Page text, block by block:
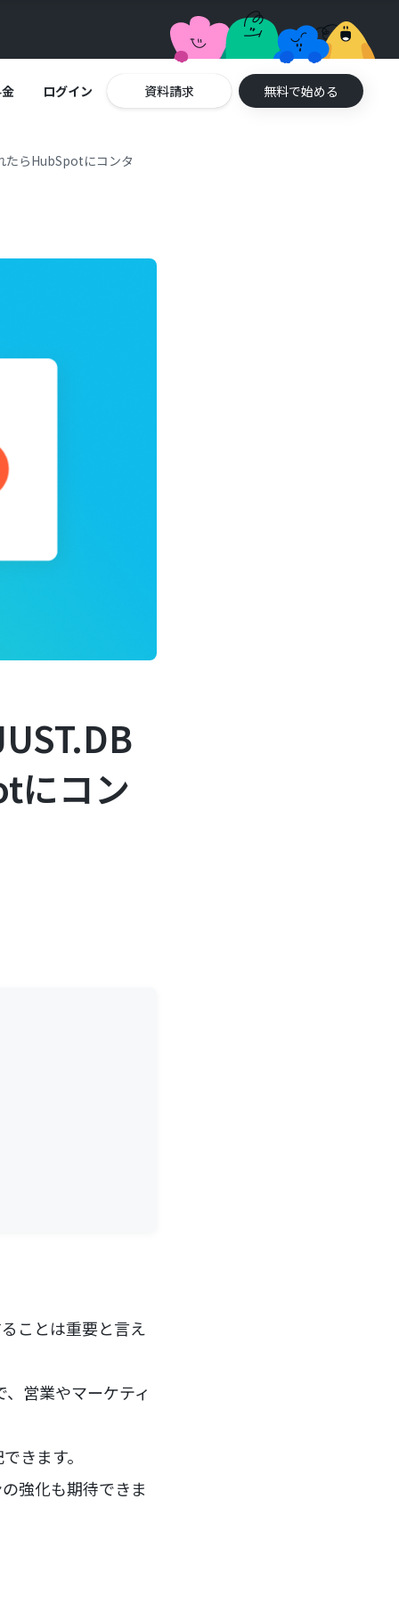
ログイン 資料請求 無料で始める
たらHubSpotにコンタ
にコン
ことは重要と言え
営業やマーケティ
きます。
強化も期待できま